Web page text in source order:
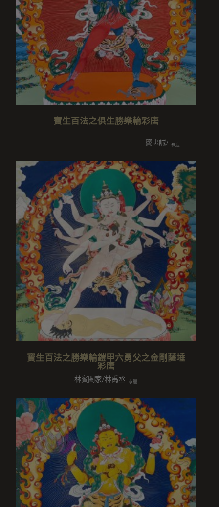
寶生百法之俱生勝樂輪彩唐
竇忠誠/邱淑華/竇興才/黃
恭迎
寶生百法之勝樂輪鎧甲六勇父之金剛薩埵
彩唐
林賓闔家/林禹丞 恭迎